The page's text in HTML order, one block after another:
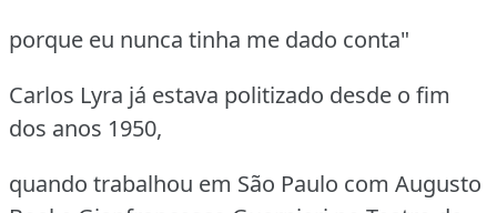
porque eu nunca tinha me dado conta"
Carlos Lyra já estava politizado desde o fim
dos anos 1950,
quando trabalhou em São Paulo com Augusto